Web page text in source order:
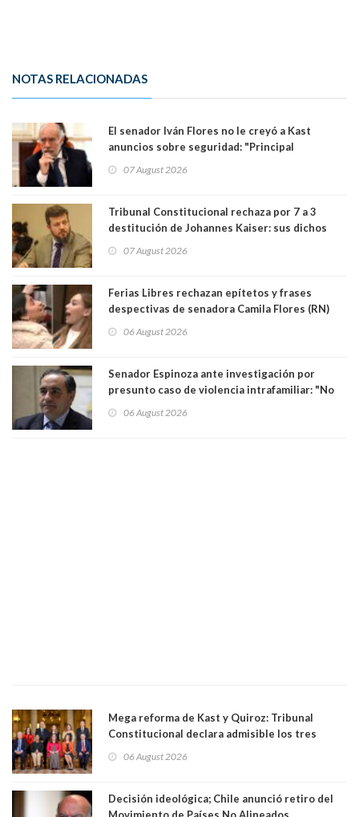
NOTAS RELACIONADAS
El senador Iván Flores no le creyó a Kast
anuncios sobre seguridad: "Principal
perseguir ruta del dinero y levantar secreto
07 August 2026
Tribunal Constitucional rechaza por 7 a 3
destitución de Johannes Kaiser: sus dichos
justicia constitucional porque no es diputado
07 August 2026
Ferias Libres rechazan epítetos y frases
despectivas de senadora Camila Flores (RN)
06 August 2026
Senador Espinoza ante investigación por
presunto caso de violencia intrafamiliar: "No
antecedentes a Tribunal Supremo
06 August 2026
Mega reforma de Kast y Quiroz: Tribunal
Constitucional declara admisible los tres
06 August 2026
Decisión ideológica; Chile anunció retiro del